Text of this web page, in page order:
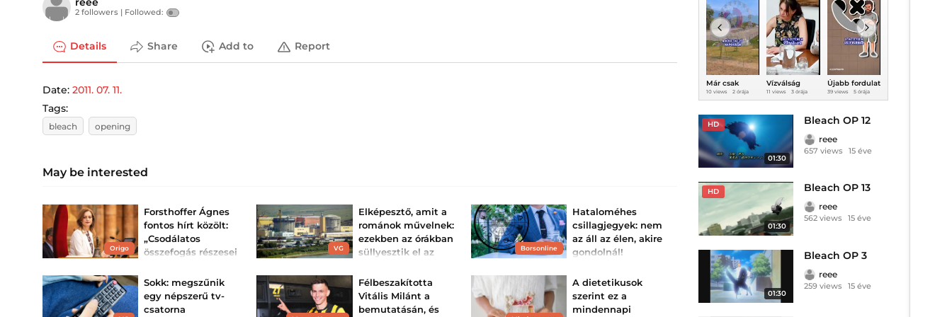
2 followers | Followed:
Details Share Add to Report
Date: 2011. 07. 11.
Tags:
bleach opening
May be interested
Origo
Forsthoffer Ágnes
fontos hírt közölt:
„Csodálatos
összefogás részesei
Mint fogalmazott,
büszkeség
megtapasztalni, hogy jó
csapat vagyunk!
VG
Elképesztő, amit a
románok művelnek:
ezekben az órákban
süllyesztik el az
− megme...
Több napot is nyerhetnek.
Borsonline
Hataloméhes
csillagjegyek: nem
az áll az élen, akire
gondolnál!
akarnak.
Sokk: megszűnik
egy népszerű tv-
csatorna
Félbeszakította
Vitális Milánt a
bemutatásán, és
A dietetikusok
szerint ez a
mindennapi
Már csak
napok
választanak el
10 views 2 órája
Vízválság
helyett
Facebook-
teljesen
elszabadultak
az indulatok
11 views 3 órája
Újabb fordulat
a Robinson
Tours
39 views 5 órája
Európa
HD
01:30
Bleach OP 12
reee
657 views 15 éve
HD
01:30
Bleach OP 13
reee
562 views 15 éve
01:30
Bleach OP 3
reee
259 views 15 éve